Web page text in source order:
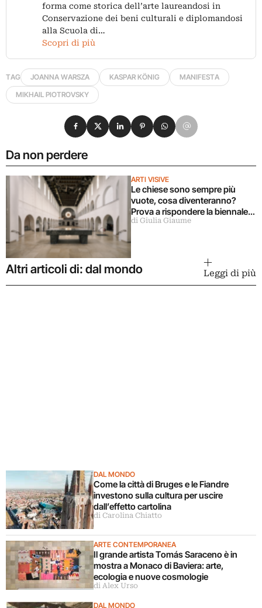
forma come storica dell’arte laureandosi in
Conservazione dei beni culturali e diplomandosi
alla Scuola di…
Scopri di più
TAG JOANNA WARSZA KASPAR KÖNIG
MANIFESTA
MIKHAIL PIOTROVSKY
Da non perdere
ARTI VISIVE
Le chiese sono sempre più
vuote, cosa diventeranno?
Prova a rispondere la biennale
Manifesta che apre in Germania
di Giulia Giaume
Condividi su Facebook
Condividi su X
Condividi su LinkedIn
Condividi su Pinterest
Condividi su WhatsApp
Condividi su Email
Altri articoli di: dal mondo Leggi di più
DAL MONDO
Come la città di Bruges e le Fiandre
investono sulla cultura per uscire
dall’effetto cartolina
di Carolina Chiatto
ARTE CONTEMPORANEA
Il grande artista Tomás Saraceno è in
mostra a Monaco di Baviera: arte,
ecologia e nuove cosmologie
di Alex Urso
DAL MONDO